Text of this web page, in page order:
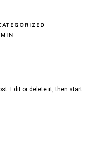
Edit or delete it, then start